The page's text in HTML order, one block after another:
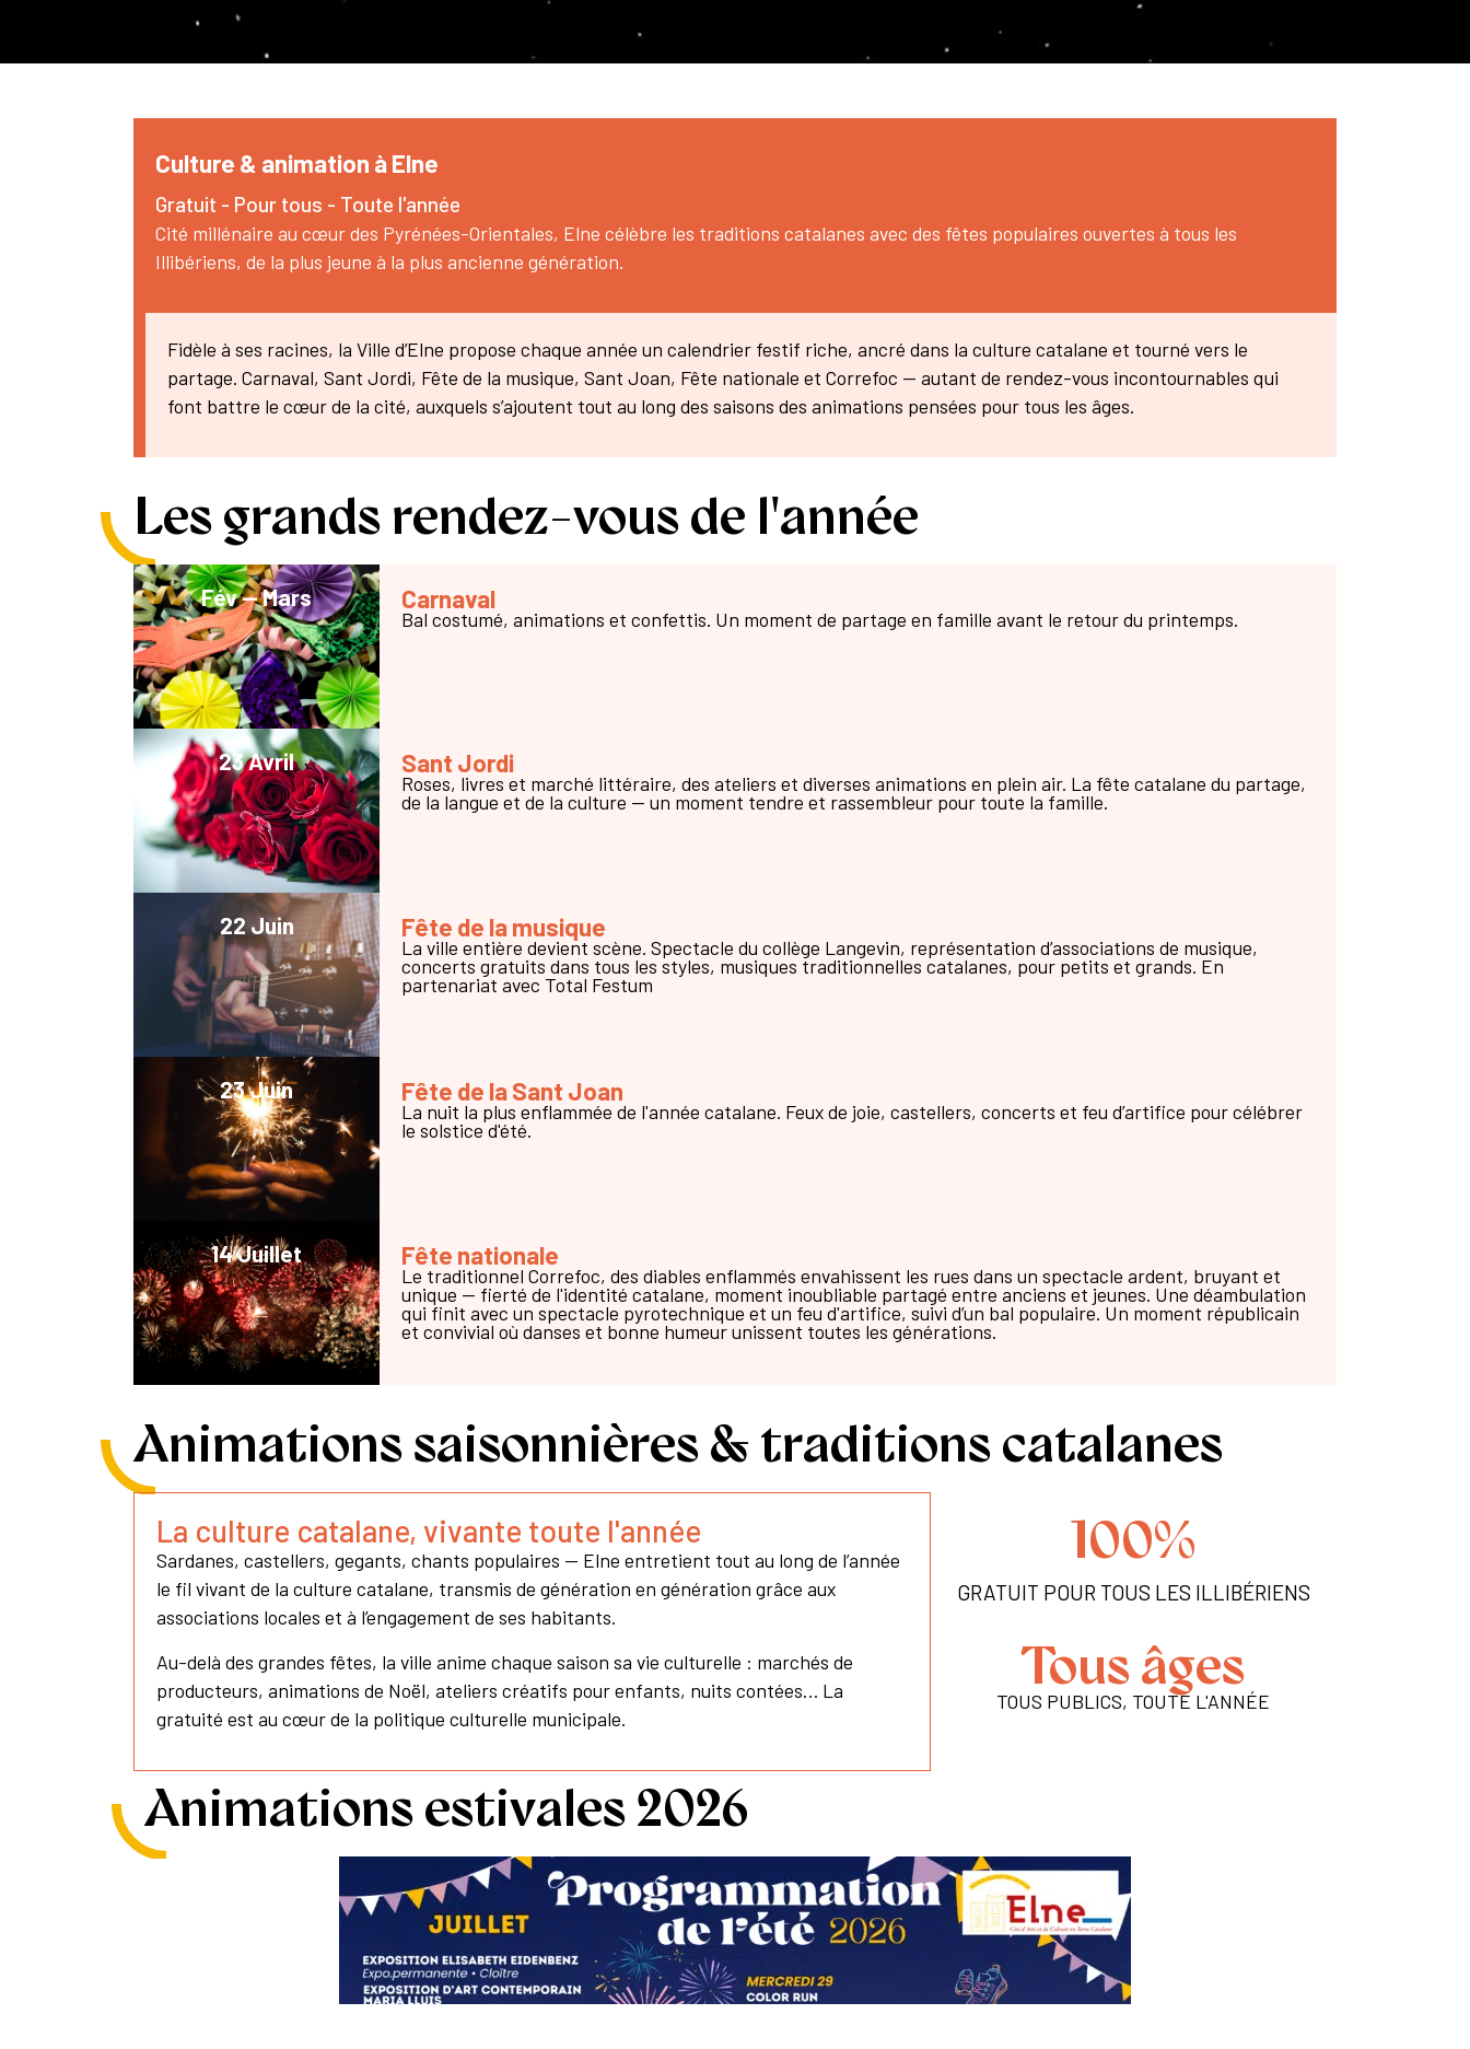
Culture & animation à Elne
Gratuit - Pour tous - Toute l'année
Cité millénaire au cœur des Pyrénées-Orientales, Elne célèbre les traditions catalanes avec des fêtes populaires ouvertes à tous les
Illibériens, de la plus jeune à la plus ancienne génération.
Fidèle à ses racines, la Ville d’Elne propose chaque année un calendrier festif riche, ancré dans la culture catalane et tourné vers le
partage. Carnaval, Sant Jordi, Fête de la musique, Sant Joan, Fête nationale et Correfoc — autant de rendez-vous incontournables qui
font battre le cœur de la cité, auxquels s’ajoutent tout au long des saisons des animations pensées pour tous les âges.
Les grands rendez-vous de l'année
Fév — Mars Carnaval
Bal costumé, animations et confettis. Un moment de partage en famille avant le retour du printemps.
23 Avril Sant Jordi
Roses, livres et marché littéraire, des ateliers et diverses animations en plein air. La fête catalane du partage,
de la langue et de la culture — un moment tendre et rassembleur pour toute la famille.
22 Juin Fête de la musique
La ville entière devient scène. Spectacle du collège Langevin, représentation d’associations de musique,
concerts gratuits dans tous les styles, musiques traditionnelles catalanes, pour petits et grands. En
partenariat avec Total Festum
23 Juin Fête de la Sant Joan
La nuit la plus enflammée de l'année catalane. Feux de joie, castellers, concerts et feu d’artifice pour célébrer
le solstice d'été.
14 Juillet Fête nationale
Le traditionnel Correfoc, des diables enflammés envahissent les rues dans un spectacle ardent, bruyant et
unique — fierté de l'identité catalane, moment inoubliable partagé entre anciens et jeunes. Une déambulation
qui finit avec un spectacle pyrotechnique et un feu d'artifice, suivi d’un bal populaire. Un moment républicain
et convivial où danses et bonne humeur unissent toutes les générations.
Animations saisonnières & traditions catalanes
La culture catalane, vivante toute l'année
Sardanes, castellers, gegants, chants populaires — Elne entretient tout au long de l’année
le fil vivant de la culture catalane, transmis de génération en génération grâce aux
associations locales et à l’engagement de ses habitants.
Au-delà des grandes fêtes, la ville anime chaque saison sa vie culturelle : marchés de
producteurs, animations de Noël, ateliers créatifs pour enfants, nuits contées… La
gratuité est au cœur de la politique culturelle municipale.
GRATUIT POUR TOUS LES ILLIBÉRIENS
100%
Tous âges
TOUS PUBLICS, TOUTE L'ANNÉE
Animations estivales 2026